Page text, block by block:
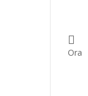
Ora